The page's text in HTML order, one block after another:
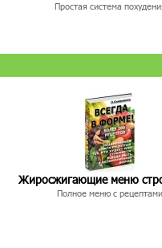
Простая система
Жиросжигающие меню
Полное меню с рецептами